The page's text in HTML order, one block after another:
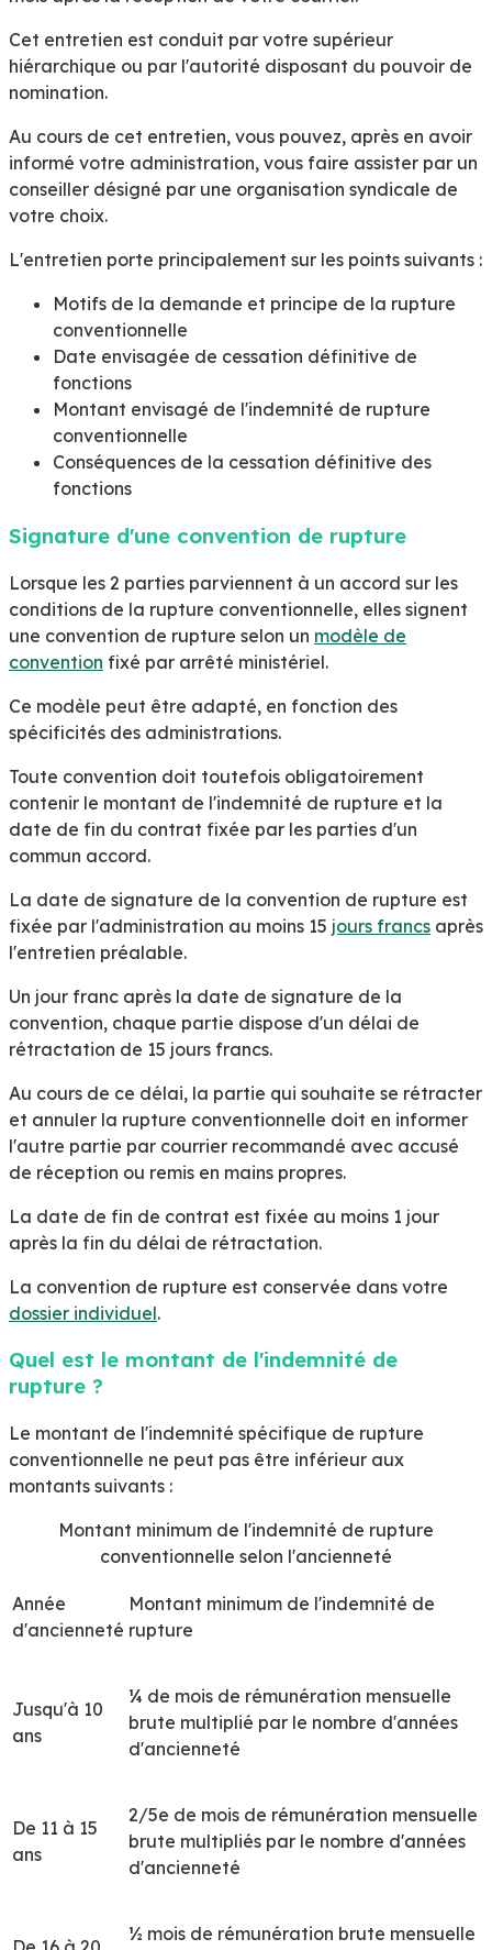
Cet entretien est conduit par votre supérieur
hiérarchique ou par l'autorité disposant du pouvoir de
nomination.
Au cours de cet entretien, vous pouvez, après en avoir
informé votre administration, vous faire assister par un
conseiller désigné par une organisation syndicale de
votre choix.
L'entretien porte principalement sur les points suivants :
Motifs de la demande et principe de la rupture
conventionnelle
Date envisagée de cessation définitive de
fonctions
Montant envisagé de l'indemnité de rupture
conventionnelle
Conséquences de la cessation définitive des
fonctions
Signature d'une convention de rupture
Lorsque les 2 parties parviennent à un accord sur les
conditions de la rupture conventionnelle, elles signent
une convention de rupture selon un modèle de
convention fixé par arrêté ministériel.
Ce modèle peut être adapté, en fonction des
spécificités des administrations.
Toute convention doit toutefois obligatoirement
contenir le montant de l'indemnité de rupture et la
date de fin du contrat fixée par les parties d'un
commun accord.
La date de signature de la convention de rupture est
fixée par l'administration au moins 15 jours francs après
l'entretien préalable.
Un jour franc après la date de signature de la
convention, chaque partie dispose d'un délai de
rétractation de 15 jours francs.
Au cours de ce délai, la partie qui souhaite se rétracter
et annuler la rupture conventionnelle doit en informer
l'autre partie par courrier recommandé avec accusé
de réception ou remis en mains propres.
La date de fin de contrat est fixée au moins 1 jour
après la fin du délai de rétractation.
La convention de rupture est conservée dans votre
dossier individuel.
Quel est le montant de l'indemnité de
rupture ?
Le montant de l'indemnité spécifique de rupture
conventionnelle ne peut pas être inférieur aux
montants suivants :
Montant minimum de l'indemnité de rupture
conventionnelle selon l'ancienneté
Année
d'ancienneté
Montant minimum de l'indemnité de
rupture
Jusqu'à 10
ans
¼ de mois de rémunération mensuelle
brute multiplié par le nombre d'années
d'ancienneté
De 11 à 15
ans
2/5e de mois de rémunération mensuelle
brute multipliés par le nombre d'années
d'ancienneté
½ mois de rémunération brute mensuelle